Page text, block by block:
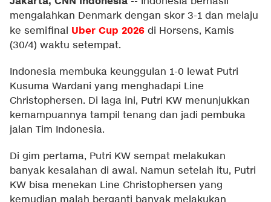
mengalahkan Denmark dengan skor 3-1 dan melaju
ke semifinal Uber Cup 2026 di Horsens, Kamis
(30/4) waktu setempat.
Indonesia membuka keunggulan 1-0 lewat Putri
Kusuma Wardani yang menghadapi Line
Christophersen. Di laga ini, Putri KW menunjukkan
kemampuannya tampil tenang dan jadi pembuka
jalan Tim Indonesia.
Di gim pertama, Putri KW sempat melakukan
banyak kesalahan di awal. Namun setelah itu, Putri
KW bisa menekan Line Christophersen yang